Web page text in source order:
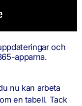
och
apparna.
nu kan arbeta
en tabell. Tack